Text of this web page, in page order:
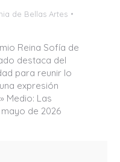
de Bellas Artes
Reina Sofía de
destaca del
para reunir lo
expresión
Medio: Las
de 2026